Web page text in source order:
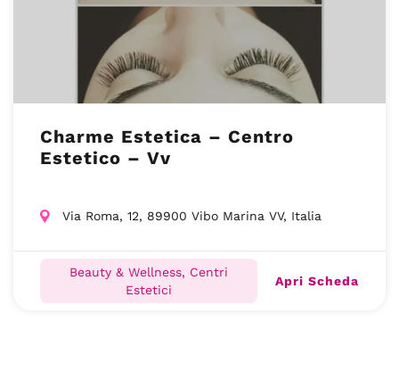
Charme Estetica – Centro
Estetico – Vv
Via Roma, 12, 89900 Vibo Marina VV, Italia
Beauty & Wellness, Centri
Estetici
Apri Scheda